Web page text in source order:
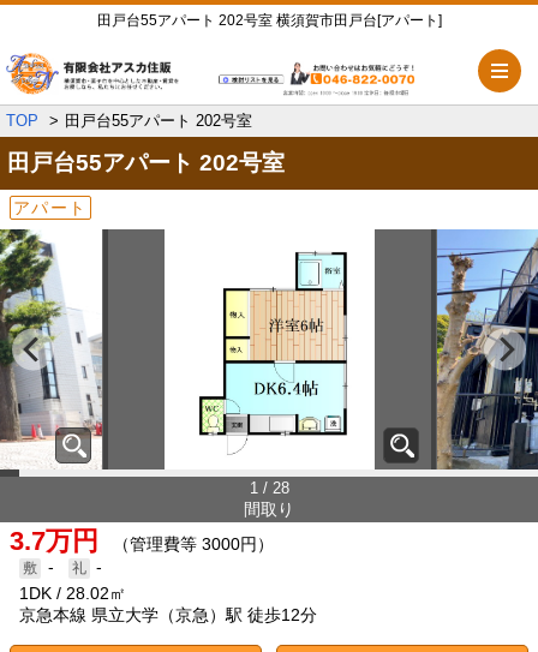
田戸台55アパート 202号室 横須賀市田戸台[アパート]
TOP 田戸台55アパート 202号室
田戸台55アパート 202号室
アパート
1 / 28
間取り
3.7万円 （管理費等 3000円）
-
-
1DK
28.02㎡
京急本線 県立大学（京急）駅 徒歩12分